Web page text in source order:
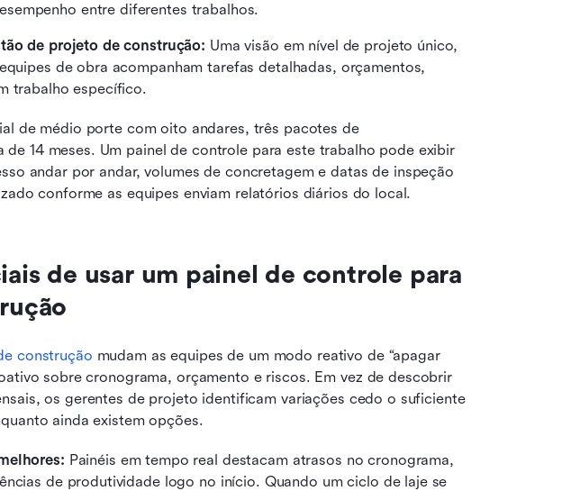
entre diferentes trabalhos.
de projeto de construção: Uma visão em nível de projeto único,
de obra acompanham tarefas detalhadas, orçamentos,
trabalho específico.
de médio porte com oito andares, três pacotes de
14 meses. Um painel de controle para este trabalho pode exibir
andar por andar, volumes de concretagem e datas de inspeção
conforme as equipes enviam relatórios diários do local.
de usar um painel de controle para
construção mudam as equipes de um modo reativo de “apagar
sobre cronograma, orçamento e riscos. Em vez de descobrir
os gerentes de projeto identificam variações cedo o suficiente
ainda existem opções.
Painéis em tempo real destacam atrasos no cronograma,
de produtividade logo no início. Quando um ciclo de laje se